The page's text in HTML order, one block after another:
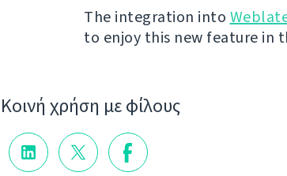
The integration into
to enjoy this new feature in
Κοινή χρήση με φίλους